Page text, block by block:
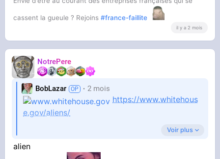
cassent la gueule ? Rejoins#france-faillite
il y a 2 mois
NotrePere
BobLazar 2 mois
https://www.whitehous
e.gov/aliens/
Petite musique X-files avec le message suivant,
Voir plus
alien